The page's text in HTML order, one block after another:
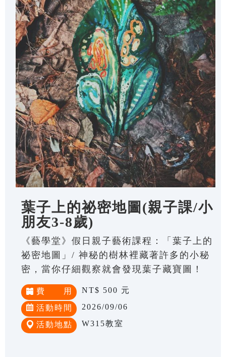
葉子上的祕密地圖(親子課/小
朋友3-8歲)
《藝學堂》假日親子藝術課程：「葉子上的
祕密地圖」/ 神秘的樹林裡藏著許多的小秘
密，當你仔細觀察就會發現葉子藏寶圖！
費 用 NT$ 500 元
活動時間 2026/09/06
活動地點 W315教室